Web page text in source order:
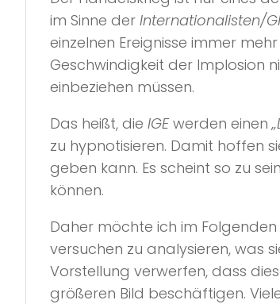
im Sinne der Internationalisten/
einzelnen Ereignisse immer
Geschwindigkeit der Implosion
einbeziehen müssen.
Das heißt, die IGEwerden einen
zu hypnotisieren. Damit hoffen
geben kann. Es scheint so zu
können.
Daher möchte ich im
versuchen zu analysieren, was
Vorstellung verwerfen, dass
größeren Bild beschäftigen.